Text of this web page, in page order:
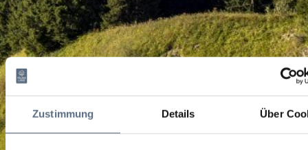
Zustimmung Details Über